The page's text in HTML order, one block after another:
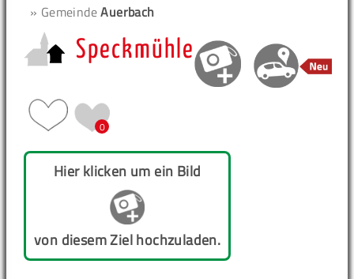
» GemeindeAuerbach
Speckmühle
0
Hier klicken um ein Bild
von diesem Ziel hochzuladen.